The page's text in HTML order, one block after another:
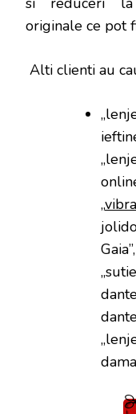
originale ce pot
Alti clienti au
„